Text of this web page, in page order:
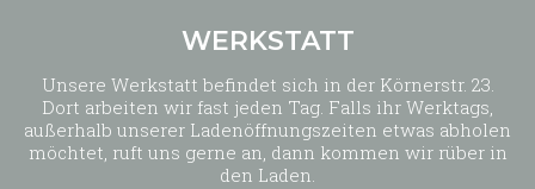
WERKSTATT
Unsere Werkstatt befindet sich in der Körnerstr. 23.
Dort arbeiten wir fast jeden Tag. Falls ihr Werktags,
außerhalb unserer Ladenöffnungszeiten etwas abholen
möchtet, ruft uns gerne an, dann kommen wir rüber in
den Laden.